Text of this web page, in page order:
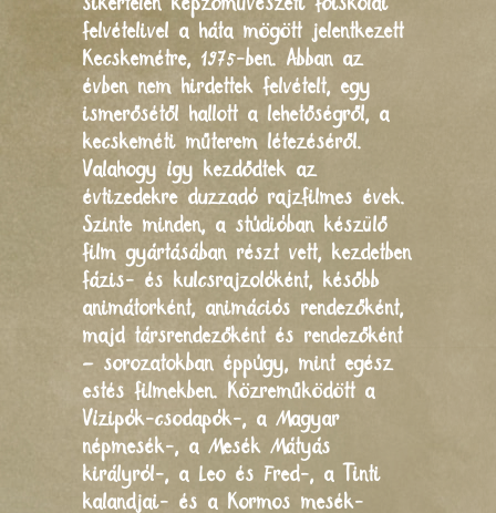
felvételivel a háta mögött jelentkezett
Kecskemétre, 1975-ben. Abban az
évben nem hirdettek felvételt, egy
ismerősétől hallott a lehetőségről, a
kecskeméti műterem létezéséről.
Valahogy így kezdődtek az
évtizedekre duzzadó rajzfilmes évek.
Szinte minden, a stúdióban készülő
film gyártásában részt vett, kezdetben
fázis- és kulcsrajzolóként, később
animátorként, animációs rendezőként,
majd társrendezőként és rendezőként
– sorozatokban éppúgy, mint egész
estés filmekben. Közreműködött a
Vízipók-csodapók-, a Magyar
népmesék-, a Mesék Mátyás
királyról-, a Leo és Fred-, a Tinti
kalandjai- és a Kormos mesék-